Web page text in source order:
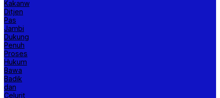
Kakanwil
Ditjen
Pas
Jambi
Dukung
Penuh
Proses
Hukum
Bawa
Badik
dan
Celurit